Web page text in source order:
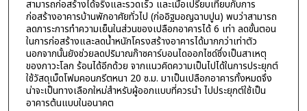
สามารถก่อสร้างได้จริงและรวดเร็ว และเมื่อเปรียบเทียบกับการ
ก่อสร้างอาคารบ้านพักอาศัยทั่วไป (ก่ออิฐมอญฉาบปูน) พบว่าสามารถ
ลดภาระการทำความเย็นในส่วนของเปลือกอาคารได้ 6 เท่า ลดขั้นตอน
ในการก่อสร้างและลดน้ำหนักโครงสร้างอาคารได้มากกว่าเท่าตัว
นอกจากนั้นยังช่วยลดปริมาณก๊าซคาร์บอนไดออกไซด์ซึ่งเป็นสาเหตุ
ของภาวะโลก ร้อนได้อีกด้วย จากแนวคิดความเป็นไปได้ในการประยุกต์
ใช้วัสดุเม็ดโฟมคอนกรีตหนา 20 ซ.ม. มาเป็นเปลือกอาคารทั้งหมดจึง
น่าจะเป็นทางเลือกใหม่สำหรับผู้ออกแบบที่ควรนำ ไปประยุกต์ใช้เป็น
อาคารต้นแบบในอนาคต